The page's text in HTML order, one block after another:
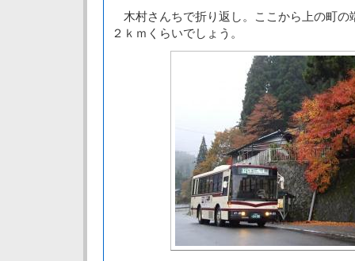
木村さんちで折り返し。ここから上の町の
２ｋｍくらいでしょう。